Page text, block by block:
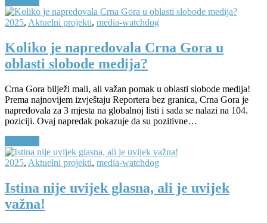
2025, Aktuelni projekti, media-watchdog
Koliko je napredovala Crna Gora u
oblasti slobode medija?
Crna Gora bilježi mali, ali važan pomak u oblasti slobode medija!
Prema najnovijem izvještaju Reportera bez granica, Crna Gora je
napredovala za 3 mjesta na globalnoj listi i sada se nalazi na 104.
poziciji. Ovaj napredak pokazuje da su pozitivne…
2025, Aktuelni projekti, media-watchdog
Istina nije uvijek glasna, ali je uvijek
važna!